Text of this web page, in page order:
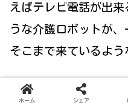
えばテレビ電話が出
うな介護ロボットが
そこまで来ているよう
▶認知症予防の食べ
ホーム シェア